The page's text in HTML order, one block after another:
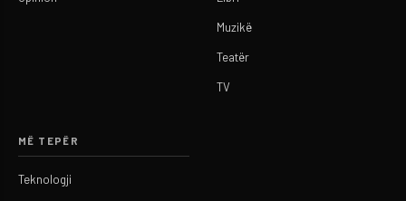
Muzikë
Teatër
TV
MË TEPËR
Teknologji